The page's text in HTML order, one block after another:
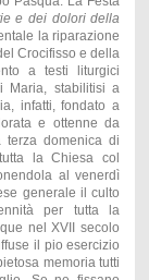
e dei dolori della
la riparazione
Crocifisso e della
a testi liturgici
Maria, stabilitisi a
infatti, fondato a
e ottenne da
terza domenica di
la Chiesa col
al venerdì
generale il culto
per tutta la
nel XVII secolo
il pio esercizio
memoria tutti